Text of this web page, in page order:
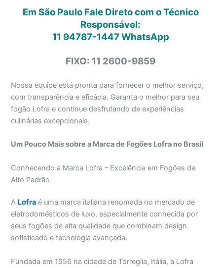
Em São Paulo Fale Direto com o Técnico
Responsável:
11 94787-1447WhatsApp
FIXO: 11 2600-9859
Nossa equipe está pronta para fornecer o melhor serviço,
com transparência e eficácia. Garanta o melhor para seu
fogão Lofra e continue desfrutando de experiências
culinárias excepcionais.
Um Pouco Mais sobre a Marca de Fogões Lofra no Brasil
Conhecendo a Marca Lofra – Excelência em Fogões de
Alto Padrão
A Lofra é uma marca italiana renomada no mercado de
eletrodomésticos de luxo, especialmente conhecida por
seus fogões de alta qualidade que combinam design
sofisticado e tecnologia avançada.
Fundada em 1956 na cidade de Torreglia, Itália, a Lofra